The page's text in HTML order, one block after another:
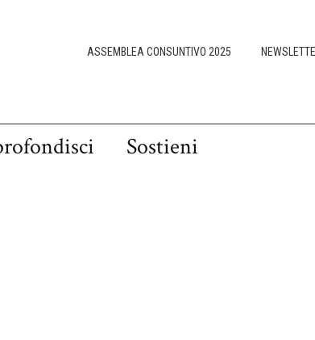
ASSEMBLEA CONSUNTIVO 2025
Sostieni